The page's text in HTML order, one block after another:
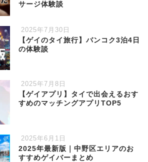
サージ体験談
2025年7月30日
【ゲイのタイ旅行】バンコク3泊4日
の体験談
2025年7月8日
【ゲイアプリ】タイで出会えるおす
すめのマッチングアプリTOP5
2025年6月1日
2025年最新版｜中野区エリアのお
すすめゲイバーまとめ